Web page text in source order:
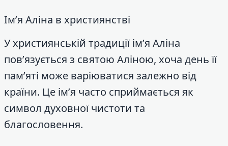
Ім’я Аліна в християнстві
У християнській традиції ім’я Аліна
пов’язується з святою Аліною, хоча день її
пам’яті може варіюватися залежно від
країни. Це ім’я часто сприймається як
символ духовної чистоти та
благословення.